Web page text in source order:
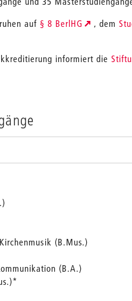
auf § 8 BerlHG , dem
informiert die
(B.Mus.)
(B.A.)